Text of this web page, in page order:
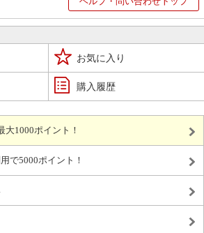
お気に入り
購入履歴
大1000ポイント！
で5000ポイント！